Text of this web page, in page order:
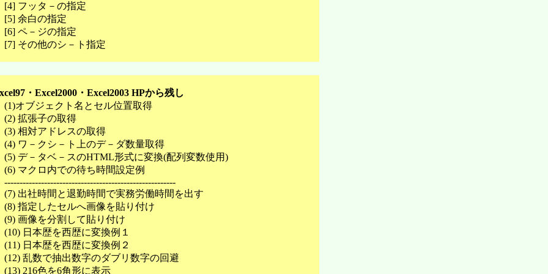
[4] フッタ－の指定
[5] 余白の指定
[6] ペ－ジの指定
[7] その他のシ－ト指定
・Excel2000・Excel2003 HPから残し
(1)オブジェクト名とセル位置取得
(2) 拡張子の取得
(3) 相対アドレスの取得
(4) ワ－クシ－ト上のデ－ダ数量取得
(5) デ－タベ－スのHTML形式に変換(配列変数使用)
(6) マクロ内での待ち時間設定例
--------------------------------------------------------
(7) 出社時間と退勤時間で実務労働時間を出す
(8) 指定したセルへ画像を貼り付け
(9) 画像を分割して貼り付け
(10) 日本歴を西歴に変換例１
(11) 日本歴を西歴に変換例２
(12) 乱数で抽出数字のダブリ数字の回避
(13) 216色を6角形に表示